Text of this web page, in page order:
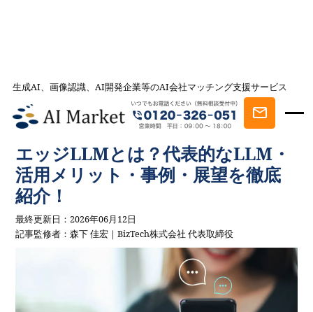
生成AI、画像認識、AI開発企業等のAI会社マッチング支援サービス
AI会社とのマッチングは AI Market
記事一覧
AIを学ぶ・知る
エッジLLMとは？代表的なLLM・活用メリ
ット・事例・展望を徹底紹介！
エッジLLMとは？代表的なLLM・
活用メリット・事例・展望を徹底
紹介！
最終更新日：2026年06月12日
記事監修者：森下 佳宏｜BizTech株式会社 代表取締役